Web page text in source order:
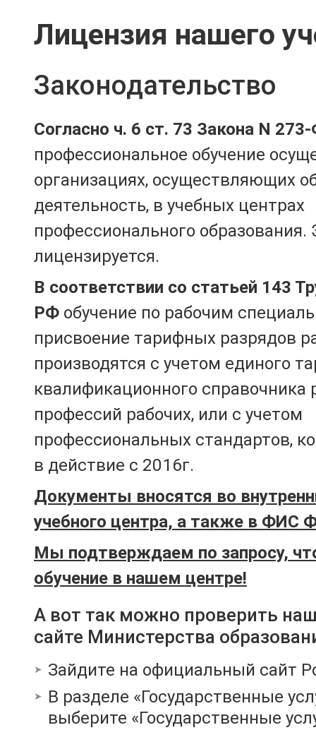
Лицензия нашего
Законодательство
Согласно ч. 6 ст. 73 Закона N
профессиональное обучение
организациях, осуществляющих
деятельность, в учебных центрах
профессионального образования.
лицензируется.
В соответствии со статьей 143
РФ обучение по рабочим
присвоение тарифных разрядов
производятся с учетом единого
квалификационного справочника
профессий рабочих, или с учетом
профессиональных стандартов,
в действие с 2016г.
Документы вносятся во
учебного центра, а также в ФИС
Мы подтверждаем по запросу,
обучение в нашем центре!
А вот так можно проверить
сайте Министерства
Зайдите на официальный сайт
В разделе «Государственные
выберите «Государственные